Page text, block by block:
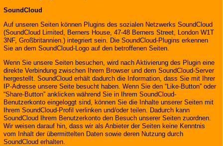
SoundCloud
Auf unseren Seiten können Plugins des sozialen Netzwerks SoundCloud
(SoundCloud Limited, Berners House, 47-48 Berners Street, London W1T
3NF, Großbritannien.) integriert sein. Die SoundCloud-Plugins erkennen
Sie an dem SoundCloud-Logo auf den betroffenen Seiten.
Wenn Sie unsere Seiten besuchen, wird nach Aktivierung des Plugin eine
direkte Verbindung zwischen Ihrem Browser und dem SoundCloud-Server
hergestellt. SoundCloud erhält dadurch die Information, dass Sie mit Ihrer
IP-Adresse unsere Seite besucht haben. Wenn Sie den “Like-Button” oder
“Share-Button” anklicken während Sie in Ihrem SoundCloud-
Benutzerkonto eingeloggt sind, können Sie die Inhalte unserer Seiten mit
Ihrem SoundCloud-Profil verlinken und/oder teilen. Dadurch kann
SoundCloud Ihrem Benutzerkonto den Besuch unserer Seiten zuordnen.
Wir weisen darauf hin, dass wir als Anbieter der Seiten keine Kenntnis
vom Inhalt der übermittelten Daten sowie deren Nutzung durch
SoundCloud erhalten.